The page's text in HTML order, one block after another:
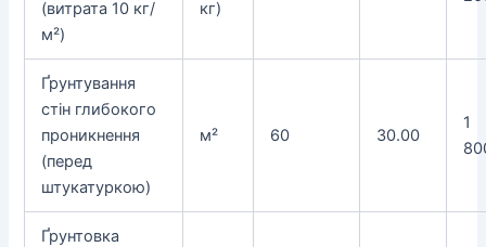
(витрата 10 кг/
м²)
кг)
Ґрунтування
стін глибокого
проникнення
(перед
штукатуркою)
м² 60 30.00
1
Ґрунтовка